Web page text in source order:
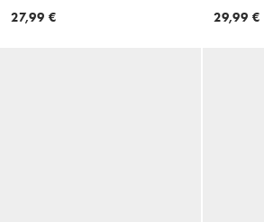
Marineblau
27,99 €
29,99 €